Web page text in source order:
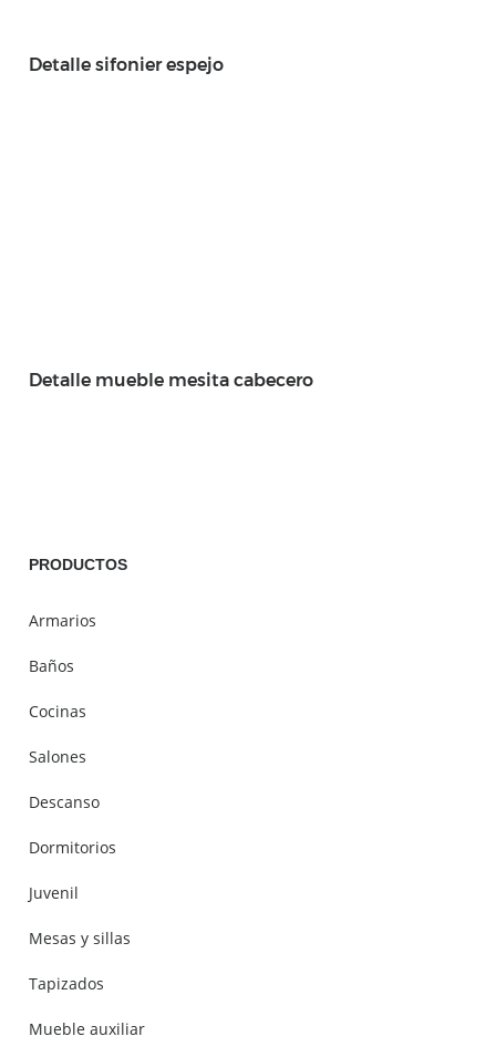
Detalle sifonier espejo
Detalle mueble mesita cabecero
PRODUCTOS
Armarios
Baños
Cocinas
Salones
Descanso
Dormitorios
Juvenil
Mesas y sillas
Tapizados
Mueble auxiliar